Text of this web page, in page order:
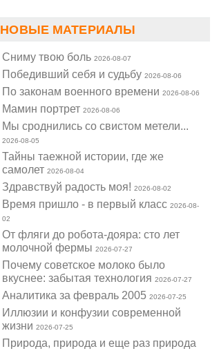
НОВЫЕ МАТЕРИАЛЫ
Cниму твою боль2026-08-07
Победивший себя и судьбу2026-08-06
По законам военного времени2026-08-06
Мамин портрет2026-08-06
Мы сроднились со свистом метели...
2026-08-05
Тайны таежной истории, где же
самолет2026-08-04
Здравствуй радость моя!2026-08-02
Время пришло - в первый класс2026-08-
02
От фляги до робота-дояра: сто лет
молочной фермы2026-07-27
Почему советское молоко было
вкуснее: забытая технология2026-07-27
Аналитика за февраль 20052026-07-25
Иллюзии и конфузии современной
жизни2026-07-25
Природа, природа и еще раз природа